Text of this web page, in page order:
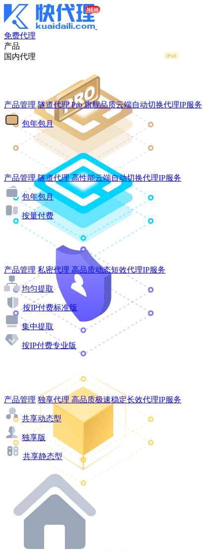
免费代理
产品
国内代理
产品管理 隧道代理Pro 旗舰品质云端自动切换代理IP服务
包年包月
产品管理 隧道代理 高性能云端自动切换代理IP服务
包年包月
按量付费
产品管理 私密代理 高品质动态短效代理IP服务
均匀提取
按IP付费标准版
集中提取
按IP付费专业版
产品管理 独享代理 高品质极速稳定长效代理IP服务
共享动态型
独享版
共享静态型